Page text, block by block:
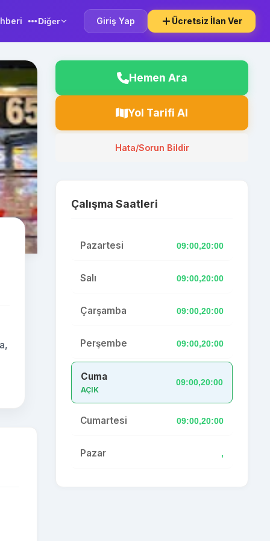
Diğer Giriş Yap Ücretsiz İlan Ver
Hemen Ara
Yol Tarifi Al
Hata/Sorun Bildir
Çalışma Saatleri
Pazartesi 09:00,20:00
Salı 09:00,20:00
Çarşamba 09:00,20:00
Perşembe 09:00,20:00
Cuma
AÇIK
09:00,20:00
Cumartesi 09:00,20:00
Pazar ,